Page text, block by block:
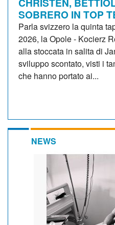
SOBRERO IN TOP
Parla svizzero la quinta
2026, la Opole - Kocierz
alla stoccata in salita di
sviluppo scontato, visti i
che hanno portato ai...
NEWS